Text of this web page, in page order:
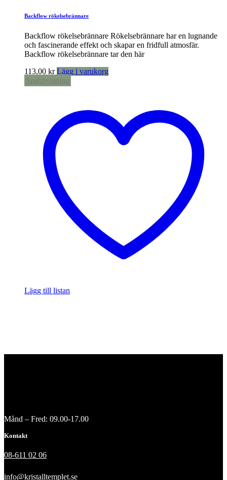
Backflow rökelsebrännare
Backflow rökelsebrännare Rökelsebrännare har en lugnande
och fascinerande effekt och skapar en fridfull atmosfär.
Backflow rökelsebrännare tar den här
113,00 kr Lägg i varukorg
Snabbvisning
Lägg till listan
Månd – Fred: 09.00-17.00
Kontakt
08-611 02 06
info@kristalltemplet.se